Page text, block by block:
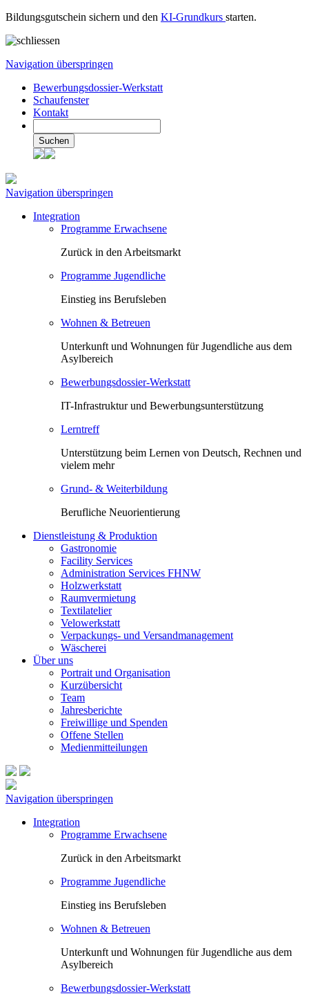
Bildungsgutschein sichern und den KI-Grundkurs starten.
Navigation überspringen
Bewerbungsdossier-Werkstatt
Schaufenster
Kontakt
Suchen
Navigation überspringen
Integration
Programme Erwachsene
Zurück in den Arbeitsmarkt
Programme Jugendliche
Einstieg ins Berufsleben
Wohnen & Betreuen
Unterkunft und Wohnungen für Jugendliche aus dem
Asylbereich
Bewerbungsdossier-Werkstatt
IT-Infrastruktur und Bewerbungsunterstützung
Lerntreff
Unterstützung beim Lernen von Deutsch, Rechnen und
vielem mehr
Grund- & Weiterbildung
Berufliche Neuorientierung
Dienstleistung & Produktion
Gastronomie
Facility Services
Administration Services FHNW
Holzwerkstatt
Raumvermietung
Textilatelier
Velowerkstatt
Verpackungs- und Versandmanagement
Wäscherei
Über uns
Portrait und Organisation
Kurzübersicht
Team
Jahresberichte
Freiwillige und Spenden
Offene Stellen
Medienmitteilungen
Navigation überspringen
Integration
Programme Erwachsene
Zurück in den Arbeitsmarkt
Programme Jugendliche
Einstieg ins Berufsleben
Wohnen & Betreuen
Unterkunft und Wohnungen für Jugendliche aus dem
Asylbereich
Bewerbungsdossier-Werkstatt